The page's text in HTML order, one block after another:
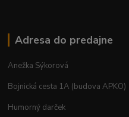
Adresa do predajne
Anežka Sýkorová
Bojnická cesta 1A (budova APKO)
Humorný darček